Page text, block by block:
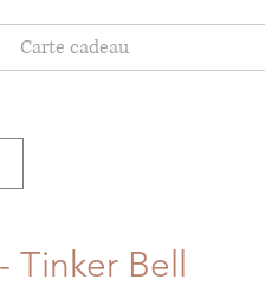
Carte cadeau
Tinker Bell